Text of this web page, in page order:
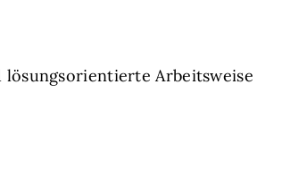
Arbeitsweise